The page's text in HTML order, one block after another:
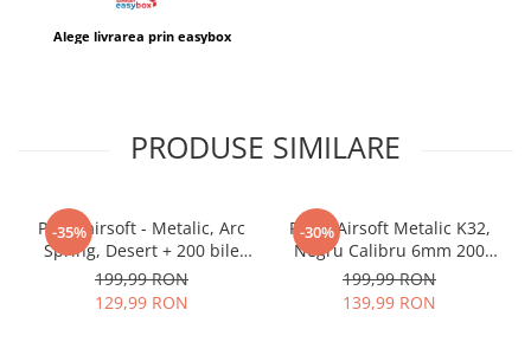
Alege livrarea prin easybox
PRODUSE SIMILARE
-35%
Pistol airsoft - Metalic, Arc
Spring, Desert + 200 bile
Profesionale 0.20, K33
199,99 RON
129,99 RON
-30%
Pistol Airsoft Metalic K32,
Negru Calibru 6mm 200
Bile Profesionale
199,99 RON
139,99 RON